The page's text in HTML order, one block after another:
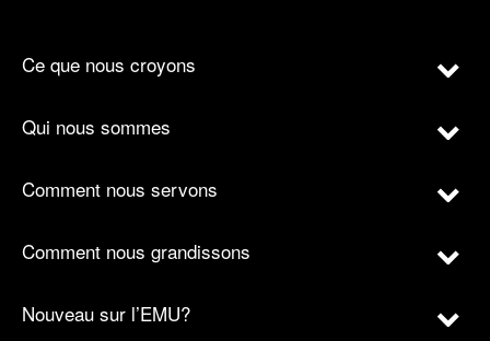
Ce que nous croyons
Qui nous sommes
Comment nous servons
Comment nous grandissons
Nouveau sur l’EMU?